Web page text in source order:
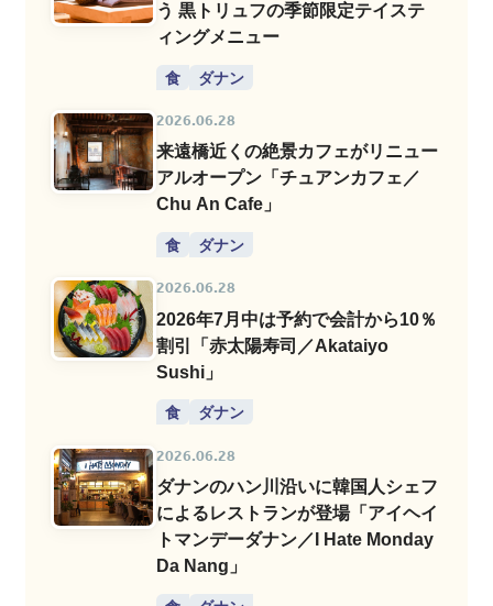
う 黒トリュフの季節限定テイステ
ィングメニュー
食 ダナン
2026.06.28
来遠橋近くの絶景カフェがリニュー
アルオープン「チュアンカフェ／
Chu An Cafe」
食 ダナン
2026.06.28
2026年7月中は予約で会計から10％
割引「赤太陽寿司／Akataiyo
Sushi」
食 ダナン
2026.06.28
ダナンのハン川沿いに韓国人シェフ
によるレストランが登場「アイヘイ
トマンデーダナン／I Hate Monday
Da Nang」